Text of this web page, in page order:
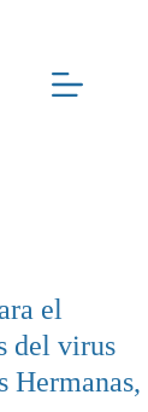
el
del virus